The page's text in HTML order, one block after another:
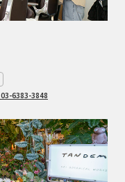
03-6383-3848